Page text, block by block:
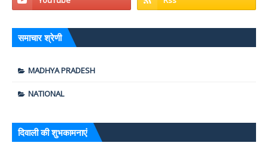
समाचार श्रेणी
MADHYA PRADESH
NATIONAL
दिवाली की शुभकामनाएं